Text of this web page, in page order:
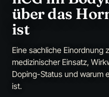
über das
ist
Eine sachliche Einordnung
medizinischer Einsatz,
Doping-Status und warum
ist.